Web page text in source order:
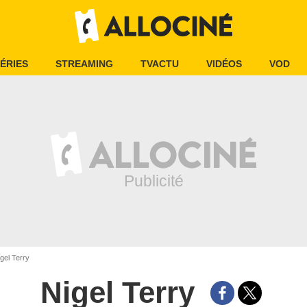
STREAMING TVACTU VIDÉOS VOD
Terry
Nigel Terry